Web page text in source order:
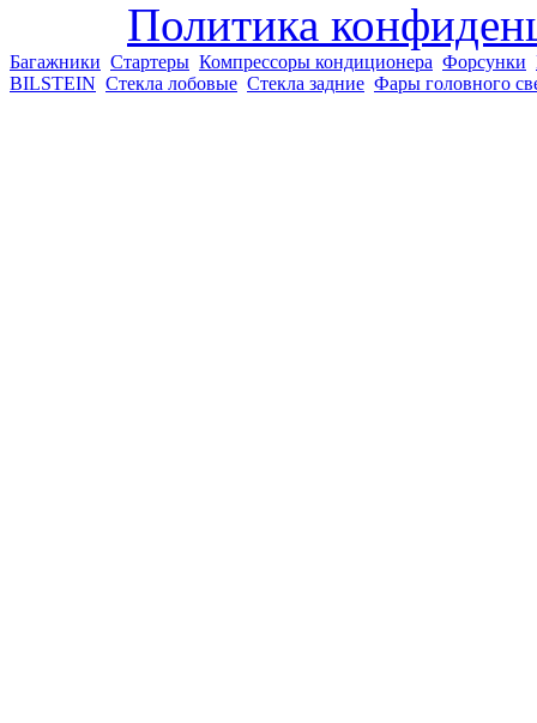
Политика
Багажники Стартеры Компрессоры кондиционера Форсунки
BILSTEIN Стекла лобовые Стекла задние Фары головного